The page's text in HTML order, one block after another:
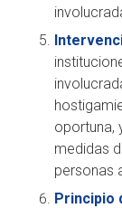
oportuna,
medidas
personas
Principio